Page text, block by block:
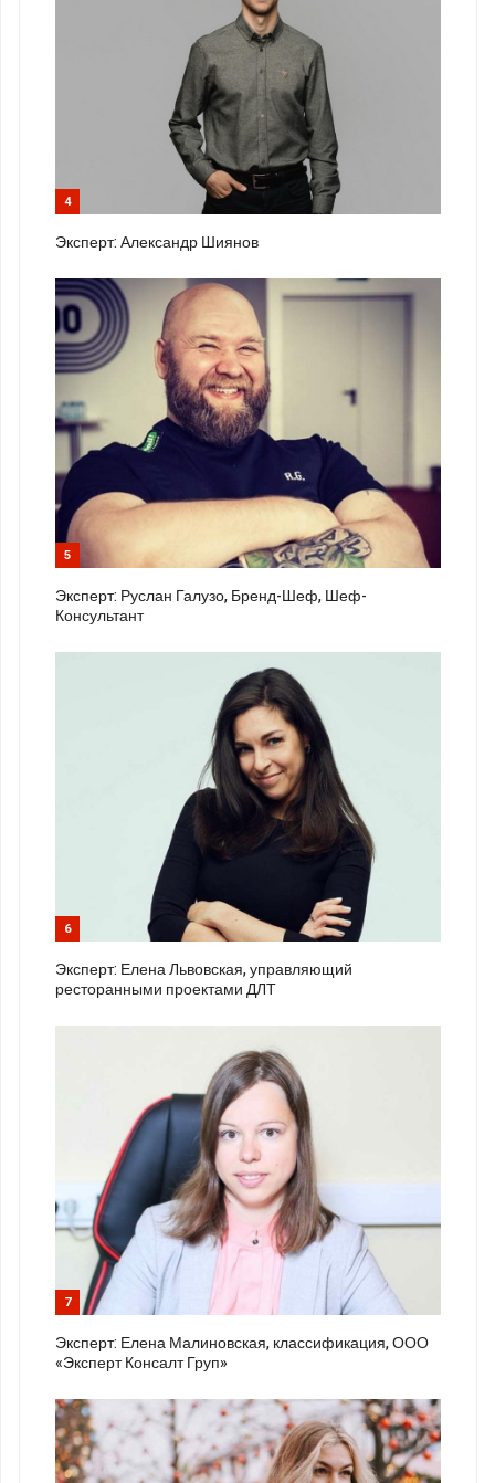
4
Эксперт: Александр Шиянов
5
Эксперт: Руслан Галузо, Бренд-Шеф, Шеф-
Консультант
6
Эксперт: Елена Львовская, управляющий
ресторанными проектами ДЛТ
7
Эксперт: Елена Малиновская, классификация, ООО
«Эксперт Консалт Груп»